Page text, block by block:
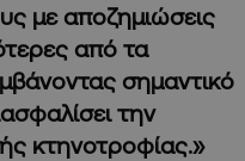
με αποζημιώσεις
από τα
σημαντικό
την
κτηνοτροφίας.»